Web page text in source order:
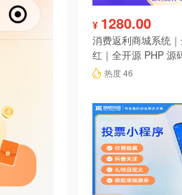
¥ 1280.00
消费返利商城系统
红｜全开源 PHP 源
热度 46